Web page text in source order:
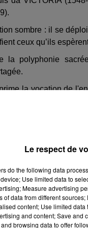
sombre : il se
ceux qu’ils
la polyphonie
la vocation de
œuvres des
Le respect de
do the following data
Use limited data to
Measure advertising
of data from different
content; Use limited
and content; Save
browsing data to offer